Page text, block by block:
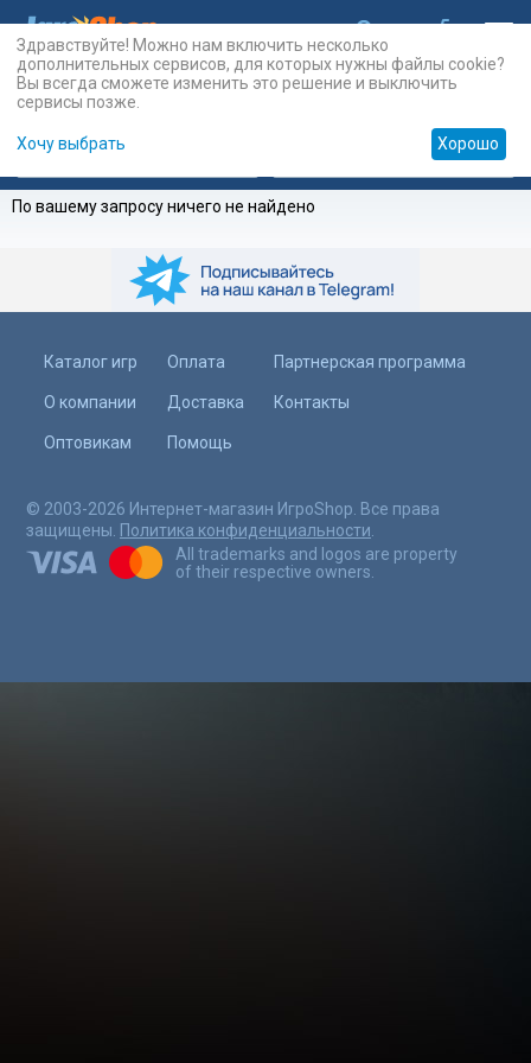
Карты Prepaid
По вашему запросу ничего не найдено
Каталог игр
О компании
Оптовикам
Оплата
Доставка
Помощь
Партнерская программа
Контакты
© 2003-2026 Интернет-магазин ИгроShop. Все права
защищены. Политика конфиденциальности
All trademarks and logos are property
of their respective owners.
Здравствуйте! Можно нам включить несколько
дополнительных сервисов, для которых нужны файлы cookie?
Вы всегда сможете изменить это решение и выключить
сервисы позже.
Хочу выбрать Хорошо